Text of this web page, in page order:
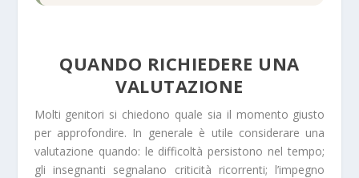
QUANDO RICHIEDERE UNA
VALUTAZIONE
Molti genitori si chiedono quale sia il momento giusto
per approfondire. In generale è utile considerare una
valutazione quando: le difficoltà persistono nel tempo;
gli insegnanti segnalano criticità ricorrenti; l’impegno